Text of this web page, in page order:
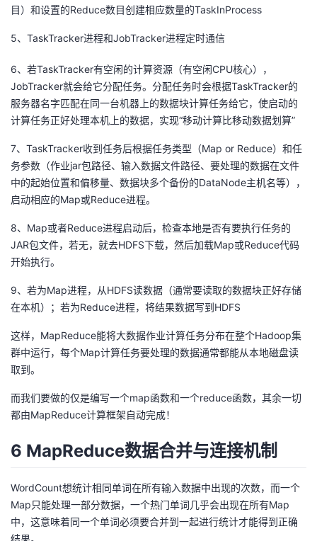
目）和设置的Reduce数目创建相应数量的TaskInProcess
5、TaskTracker进程和JobTracker进程定时通信
6、若TaskTracker有空闲的计算资源（有空闲CPU核心），
JobTracker就会给它分配任务。分配任务时会根据TaskTracker的
服务器名字匹配在同一台机器上的数据块计算任务给它，使启动的
计算任务正好处理本机上的数据，实现“移动计算比移动数据划算”
7、TaskTracker收到任务后根据任务类型（Map or Reduce）和任
务参数（作业jar包路径、输入数据文件路径、要处理的数据在文件
中的起始位置和偏移量、数据块多个备份的DataNode主机名等），
启动相应的Map或Reduce进程。
8、Map或者Reduce进程启动后，检查本地是否有要执行任务的
JAR包文件，若无，就去HDFS下载，然后加载Map或Reduce代码
开始执行。
9、若为Map进程，从HDFS读数据（通常要读取的数据块正好存储
在本机）；若为Reduce进程，将结果数据写到HDFS
这样，MapReduce能将大数据作业计算任务分布在整个Hadoop集
群中运行，每个Map计算任务要处理的数据通常都能从本地磁盘读
取到。
而我们要做的仅是编写一个map函数和一个reduce函数，其余一切
都由MapReduce计算框架自动完成！
6 MapReduce数据合并与连接机制
WordCount想统计相同单词在所有输入数据中出现的次数，而一个
Map只能处理一部分数据，一个热门单词几乎会出现在所有Map
中，这意味着同一个单词必须要合并到一起进行统计才能得到正确
结果。